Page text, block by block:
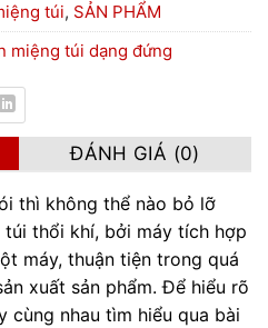
túi, SẢN PHẨM
miệng túi dạng đứng
ĐÁNH GIÁ (0)
thì không thể nào bỏ lỡ
thổi khí, bởi máy tích hợp
máy, thuận tiện trong quá
xuất sản phẩm. Để hiểu rõ
cùng nhau tìm hiểu qua bài